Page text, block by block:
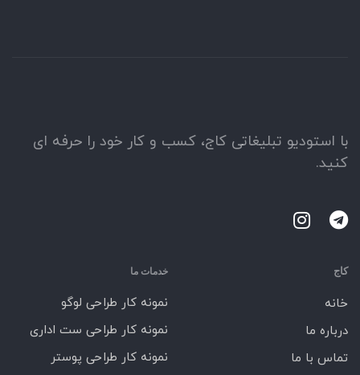
با استودیو تبلیغاتی کاج، کسب و کار خود را حرفه ای
کنید.
کاج
خانه
درباره ما
تماس با ما
خدمات ما
نمونه کار طراحی لوگو
نمونه کار طراحی ست اداری
نمونه کار طراحی پوستر